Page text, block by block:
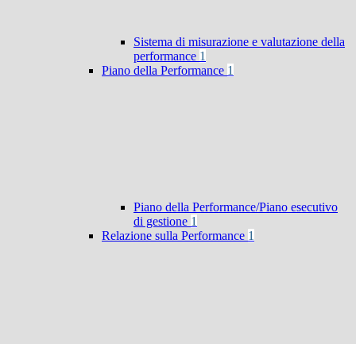
Sistema di misurazione e valutazione della
performance 1
Piano della Performance 1
Piano della Performance/Piano esecutivo
di gestione 1
Relazione sulla Performance 1